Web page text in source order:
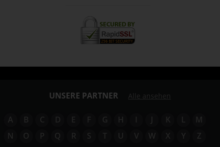
UNSERE PARTNER Alle ansehen
A B C D E F G H I J K L
M
N
O P Q R S T U V W X Y Z